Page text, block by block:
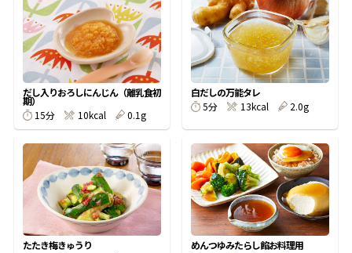
サッと鍋® 楽チン鍋®
かつお節レシピ
めんつゆレシピ
割烹白だしレシピ
レシピ特設サイト
割烹白だしレシピ特集
だしコミュ
だし入りおろしにんじん（離乳食初
期）
15分
10kcal 0.1g
白だしの万能タレ
5分
13kcal 2.0g
たたき梅きゅうり
めんつゆみたらし餡お料理用